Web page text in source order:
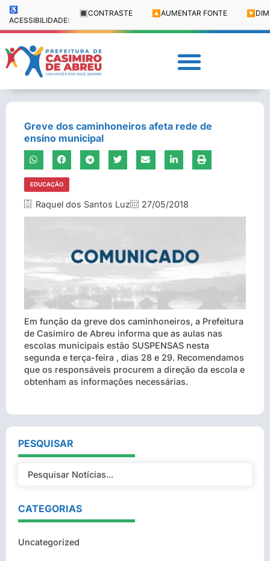
♿
ACESSIBILIDADE:
🔳 CONTRASTE 🔼 AUMENTAR FONTE 🔽
Greve dos caminhoneiros afeta rede de
ensino municipal
EDUCAÇÃO
Raquel dos Santos Luz 27/05/2018
Em função da greve dos caminhoneiros, a Prefeitura
de Casimiro de Abreu informa que as aulas nas
escolas municipais estão SUSPENSAS nesta
segunda e terça-feira , dias 28 e 29. Recomendamos
que os responsáveis procurem a direção da escola e
obtenham as informações necessárias.
PESQUISAR
CATEGORIAS
Uncategorized